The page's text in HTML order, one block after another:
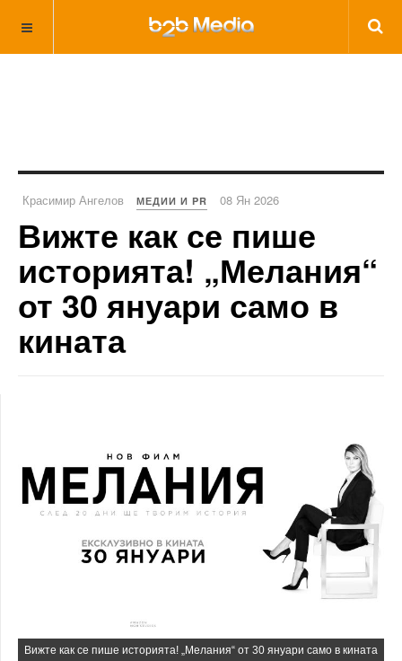
Красимир Ангелов МЕДИИ И PR 08 Ян 2026
Вижте как се пише
историята! „Мелания“
от 30 януари само в
кината
Вижте как се пише историята! „Мелания“ от 30 януари само в кината